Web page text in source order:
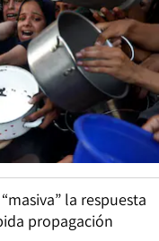
la respuesta
propagación